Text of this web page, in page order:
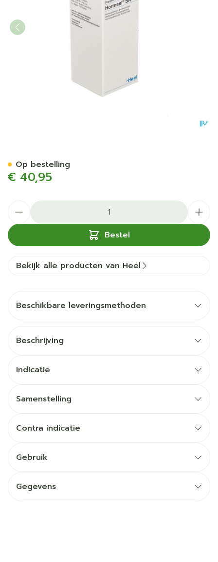
€ 40,95
Bestel
Op bestelling
Bekijk alle producten van Heel
Beschikbare leveringsmethoden
Beschrijving
Indicatie
Samenstelling
Contra indicatie
Gebruik
Gegevens